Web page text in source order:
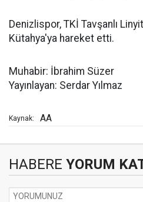
Denizlispor, TKİ Tavşanlı
Kütahya'ya hareket etti.
Muhabir: İbrahim Süzer
Yayınlayan: Serdar Yılmaz
Kaynak: AA
HABERE YORUM